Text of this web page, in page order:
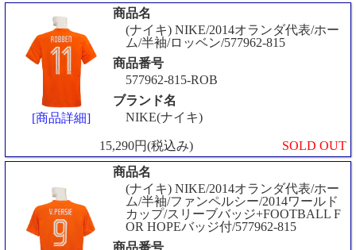
[商品詳細]
商品名
(ナイキ) NIKE/2014オランダ代表/ホー
ム/半袖/ロッベン/577962-815
商品番号
577962-815-ROB
ブランド名
NIKE(ナイキ)
15,290円(税込み) SOLD OUT
商品名
(ナイキ) NIKE/2014オランダ代表/ホー
ム/半袖/ファンペルシー/2014ワールド
カップ/スリーブバッジ+FOOTBALL F
OR HOPEバッジ付/577962-815
商品番号